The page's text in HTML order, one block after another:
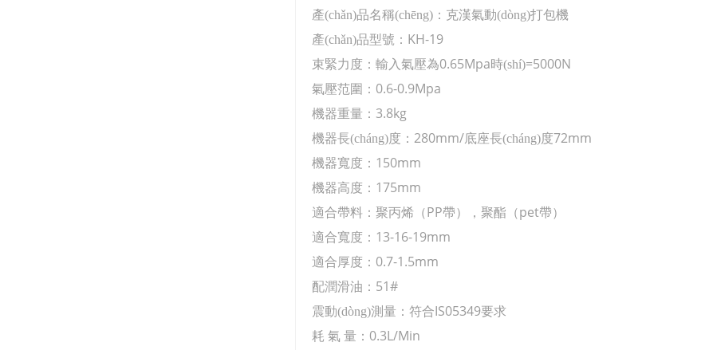
產(chǎn)品名稱(chēng)：克漢氣動(dòng)打包機
產(chǎn)品型號： KH-19
束緊力度：輸入氣壓為0.65Mpa時(shí)=5000N
氣壓范圍： 0.6-0.9Mpa
機器重量： 3.8kg
機器長(cháng)度： 280mm/底座長(cháng)度72mm
機器寬度： 150mm
機器高度： 175mm
適合帶料：聚丙烯（PP帶），聚酯（pet帶）
適合寬度： 13-16-19mm
適合厚度： 0.7-1.5mm
配潤滑油： 51#
震動(dòng)測量：符合IS05349要求
耗 氣 量： 0.3L/Min